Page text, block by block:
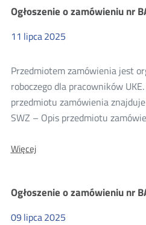
Zamówienia
publiczne
2025
Ogłoszenie o zamówieniu nr
11 lipca2025
Przedmiotem zamówienia jest
roboczego dla pracowników
przedmiotu zamówienia
SWZ – Opis przedmiotu
WięcejO:
nr
Ogłoszenie o zamówieniu nr
09lipca2025